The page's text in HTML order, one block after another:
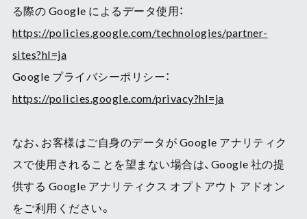
る際の Google によるデータ使用：
https://policies.google.com/technologies/partner-
sites?hl=ja
Google プライバシーポリシー：
https://policies.google.com/privacy?hl=ja
なお、お客様はご自身のデータが Google アナリティク
スで使用されることを望まない場合は、Google 社の提
供する Google アナリティクス オプトアウト アドオン
をご利用ください。